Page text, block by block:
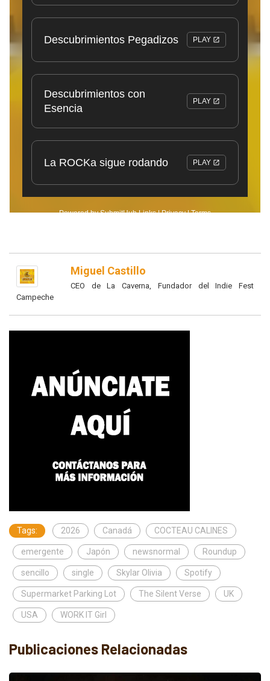
Miguel Castillo
CEO de La Caverna, Fundador del Indie Fest
Campeche
Tags: 2026 Canadá COCTEAU CALINES
emergente Japón newsnormal Roundup
sencillo single Skylar Olivia Spotify
Supermarket Parking Lot The Silent Verse UK
USA WORK IT Girl
Publicaciones Relacionadas